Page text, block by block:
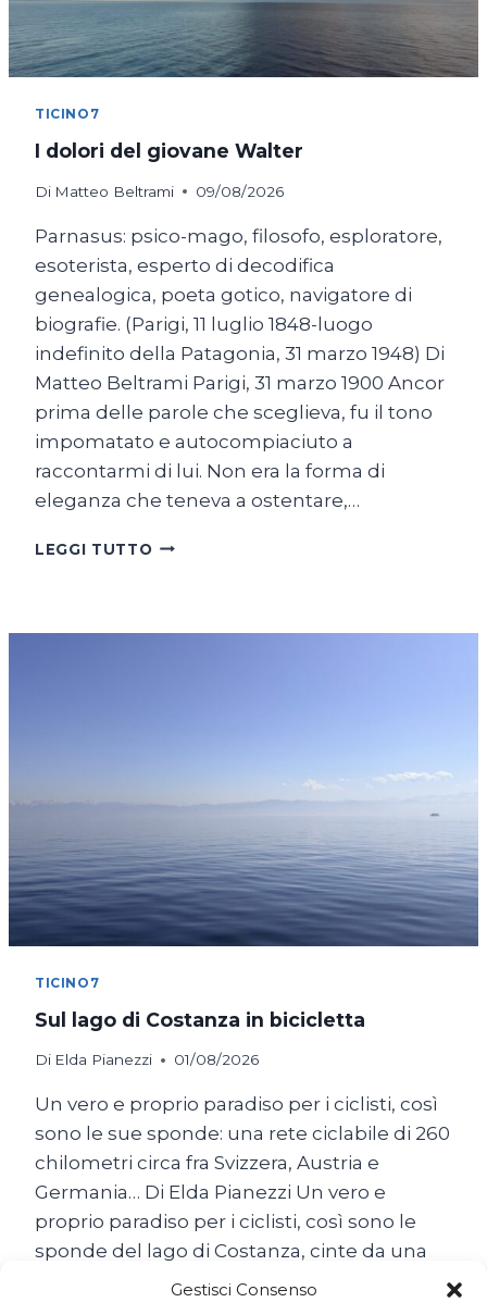
Gestisci Consenso
TICINO7
I dolori del giovane Walter
Di Matteo Beltrami 09/08/2026
Parnasus: psico-mago, filosofo, esploratore,
esoterista, esperto di decodifica
genealogica, poeta gotico, navigatore di
biografie. (Parigi, 11 luglio 1848-luogo
indefinito della Patagonia, 31 marzo 1948) Di
Matteo Beltrami Parigi, 31 marzo 1900 Ancor
prima delle parole che sceglieva, fu il tono
impomatato e autocompiaciuto a
raccontarmi di lui. Non era la forma di
eleganza che teneva a ostentare,…
LEGGI TUTTO
WALTER
TICINO7
Sul lago di Costanza in bicicletta
Di Elda Pianezzi 01/08/2026
Un vero e proprio paradiso per i ciclisti, così
sono le sue sponde: una rete ciclabile di 260
chilometri circa fra Svizzera, Austria e
Germania… Di Elda Pianezzi Un vero e
proprio paradiso per i ciclisti, così sono le
sponde del lago di Costanza, cinte da una
rete ciclabile di 260 chilometri circa fra